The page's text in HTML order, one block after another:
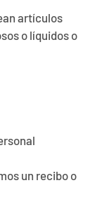
artículos
o líquidos o
un recibo o